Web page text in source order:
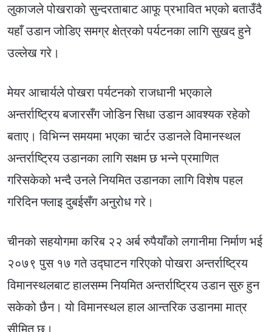
लुकाजले पोखराको सुन्दरताबाट आफू प्रभावित भएको बताउँदै
यहाँ उडान जोडिए समग्र क्षेत्रको पर्यटनका लागि सुखद हुने
उल्लेख गरे।
मेयर आचार्यले पोखरा पर्यटनको राजधानी भएकाले
अन्तर्राष्ट्रिय बजारसँग जोडिन सिधा उडान आवश्यक रहेको
बताए। विभिन्न समयमा भएका चार्टर उडानले विमानस्थल
अन्तर्राष्ट्रिय उडानका लागि सक्षम छ भन्ने प्रमाणित
गरिसकेको भन्दै उनले नियमित उडानका लागि विशेष पहल
गरिदिन फ्लाइ दुबईसँग अनुरोध गरे।
चीनको सहयोगमा करिब २२ अर्ब रुपैयाँको लगानीमा निर्माण भई
२०७९ पुस १७ गते उद्घाटन गरिएको पोखरा अन्तर्राष्ट्रिय
विमानस्थलबाट हालसम्म नियमित अन्तर्राष्ट्रिय उडान सुरु हुन
सकेको छैन। यो विमानस्थल हाल आन्तरिक उडानमा मात्र
सीमित छ।